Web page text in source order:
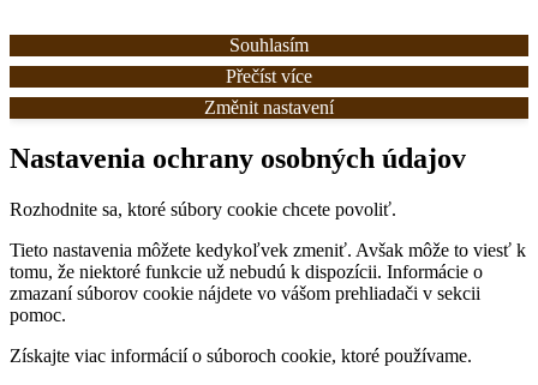
Souhlasím
Přečíst více
Změnit nastavení
Nastavenia ochrany osobných údajov
Rozhodnite sa, ktoré súbory cookie chcete povoliť.
Tieto nastavenia môžete kedykoľvek zmeniť. Avšak môže to viesť k
tomu, že niektoré funkcie už nebudú k dispozícii. Informácie o
zmazaní súborov cookie nájdete vo vášom prehliadači v sekcii
pomoc.
Získajte viac informácií o súboroch cookie, ktoré používame.